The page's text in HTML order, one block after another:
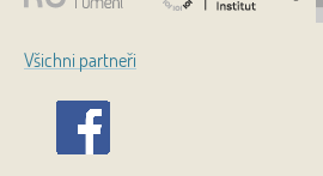
Všichni partneři